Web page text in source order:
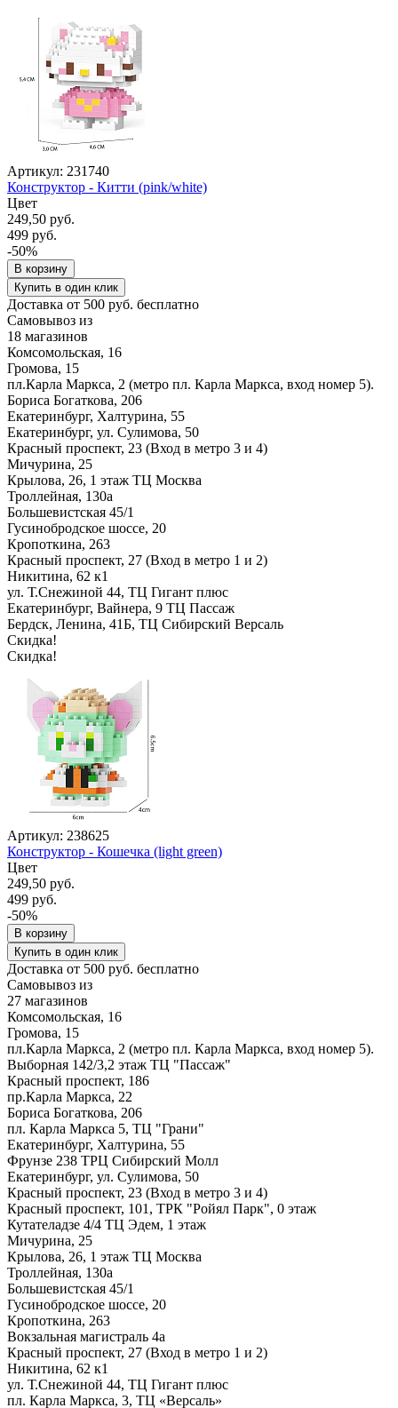
Артикул: 231740
Конструктор - Китти (pink/white)
Цвет
249,50 руб.
499 руб.
-50%
В корзину
Купить в один клик
Доставка от 500 руб. бесплатно
Самовывоз из
18 магазинов
Комсомольская, 16
Громова, 15
пл.Карла Маркса, 2 (метро пл. Карла Маркса, вход номер 5).
Бориса Богаткова, 206
Екатеринбург, Халтурина, 55
Екатеринбург, ул. Сулимова, 50
Красный проспект, 23 (Вход в метро 3 и 4)
Мичурина, 25
Крылова, 26, 1 этаж ТЦ Москва
Троллейная, 130а
Большевистская 45/1
Гусинобродское шоссе, 20
Кропоткина, 263
Красный проспект, 27 (Вход в метро 1 и 2)
Никитина, 62 к1
ул. Т.Снежиной 44, ТЦ Гигант плюс
Екатеринбург, Вайнера, 9 ТЦ Пассаж
Бердск, Ленина, 41Б, ТЦ Сибирский Версаль
Скидка!
Скидка!
Артикул: 238625
Конструктор - Кошечка (light green)
Цвет
249,50 руб.
499 руб.
-50%
В корзину
Купить в один клик
Доставка от 500 руб. бесплатно
Самовывоз из
27 магазинов
Комсомольская, 16
Громова, 15
пл.Карла Маркса, 2 (метро пл. Карла Маркса, вход номер 5).
Выборная 142/3,2 этаж ТЦ "Пассаж"
Красный проспект, 186
пр.Карла Маркса, 22
Бориса Богаткова, 206
пл. Карла Маркса 5, ТЦ "Грани"
Екатеринбург, Халтурина, 55
Фрунзе 238 ТРЦ Сибирский Молл
Екатеринбург, ул. Сулимова, 50
Красный проспект, 23 (Вход в метро 3 и 4)
Красный проспект, 101, ТРК "Ройял Парк", 0 этаж
Кутателадзе 4/4 ТЦ Эдем, 1 этаж
Мичурина, 25
Крылова, 26, 1 этаж ТЦ Москва
Троллейная, 130а
Большевистская 45/1
Гусинобродское шоссе, 20
Кропоткина, 263
Вокзальная магистраль 4а
Красный проспект, 27 (Вход в метро 1 и 2)
Никитина, 62 к1
ул. Т.Снежиной 44, ТЦ Гигант плюс
пл. Карла Маркса, 3, ТЦ «Версаль»